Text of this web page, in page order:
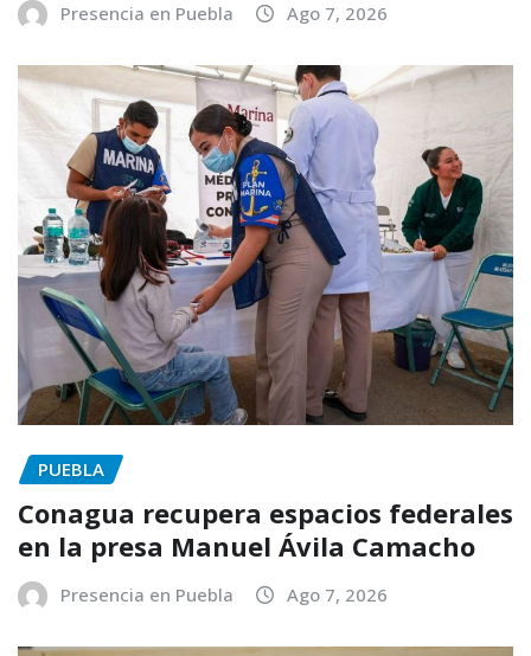
Presencia en Puebla Ago 7, 2026
PUEBLA
Conagua recupera espacios federales
en la presa Manuel Ávila Camacho
Presencia en Puebla Ago 7, 2026